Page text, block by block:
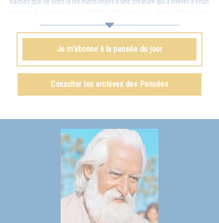
est possible, mais seulement si vous faites des efforts. À ce moment-
là ce que vous aurez obtenu sera tellement stable que personne ne
pourra vous l’enlever. » Et vous devez savoir que tout ce que l'on
obtient par des procédés magiques – il est vrai qu'il en existe d'une
certaine efficacité – ne peut jamais être définitif. Peu de temps après,
dedans par des efforts personnels.
Je m'abonne à la pensée du jour
Consulter les archives des Pensées